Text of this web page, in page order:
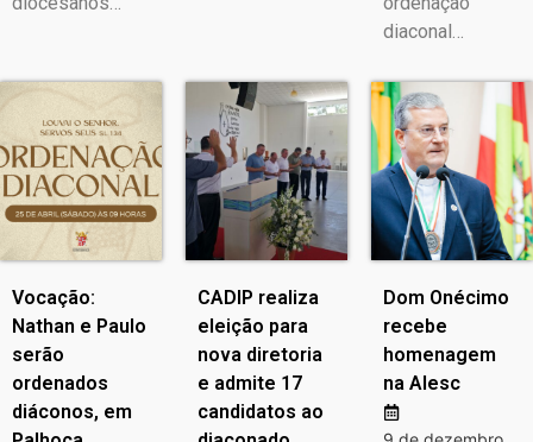
diaconal…
Vocação:
Nathan e Paulo
serão
ordenados
diáconos, em
CADIP realiza
eleição para
nova diretoria
e admite 17
candidatos ao
Dom Onécimo
recebe
homenagem
na Alesc